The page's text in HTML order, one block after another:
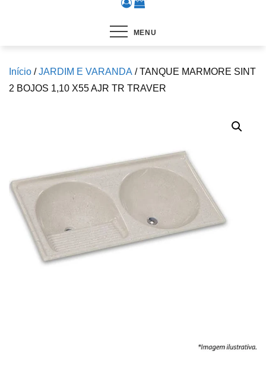
MENU
Início /JARDIM E VARANDA / TANQUE MARMORE SINT
2 BOJOS 1,10 X55 AJR TR TRAVER